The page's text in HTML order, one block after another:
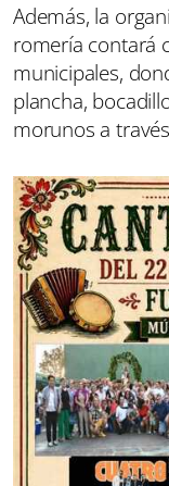
Además, la
romería contará
municipales,
plancha,
morunos a